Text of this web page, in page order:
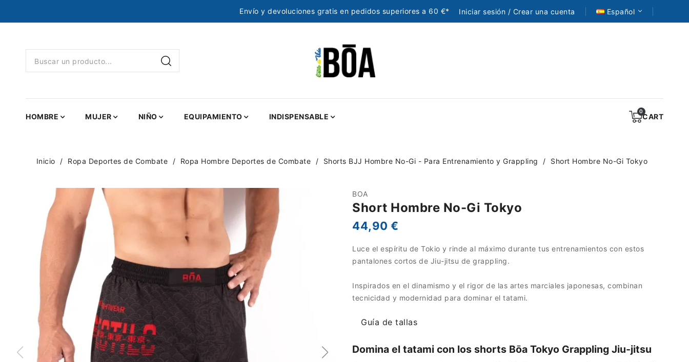
Envío y devoluciones gratis en pedidos superiores a 60 €* Iniciar sesión / Crear una cuenta Español
HOMBRE MUJER NIÑO EQUIPAMIENTO INDISPENSABLE CART
Inicio Ropa Deportes de Combate Ropa Hombre Deportes de Combate Shorts BJJ Hombre No-Gi - Para Entrenamiento y Grappling Short Hombre No-Gi Tokyo
BOA
Short Hombre No-Gi Tokyo
44,90 €
Luce el espíritu de Tokio y rinde al máximo durante tus entrenamientos con estos
pantalones cortos de Jiu-jitsu de grappling.
Inspirados en el dinamismo y el rigor de las artes marciales japonesas, combinan
tecnicidad y modernidad para dominar el tatami.
Guía de tallas
Domina el tatami con los shorts Bōa Tokyo Grappling Jiu-jitsu